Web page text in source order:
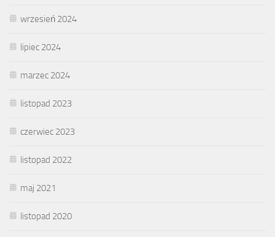
wrzesień 2024
lipiec 2024
marzec 2024
listopad 2023
czerwiec 2023
listopad 2022
maj 2021
listopad 2020